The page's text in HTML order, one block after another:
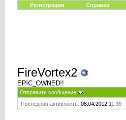
Регистрация Справка
FireVortex2
EPIC_OWNED!!
Отправить сообщение
Последняя активность: 08.04.2012 11:39